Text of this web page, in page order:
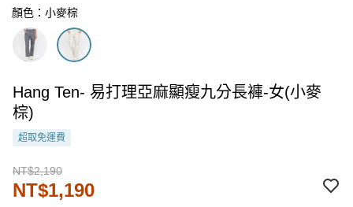
顏色：小麥棕
Hang Ten- 易打理亞麻顯瘦九分長褲-女(小麥
棕)
超取免運費
NT$2,190
NT$1,190